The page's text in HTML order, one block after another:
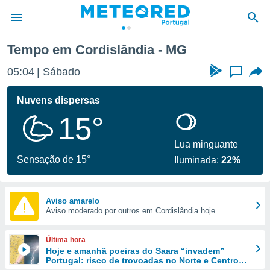
da
foi
fornecidas
a este
das
e
forma
digital
Tempo em Cordislândia - MG
05:04 Sábado ...
Nuvens dispersas
15°
Sensação de 15°
Lua minguante
Iluminada:22%
Aviso amarelo
Aviso moderado por outros em Cordislândia hoje
Última hora
Hoje e amanhã poeiras do Saara “invadem”
Portugal: risco de trovoadas no Norte e Centro